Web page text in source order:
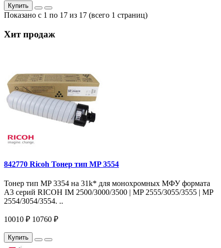
Купить
Показано с 1 по 17 из 17 (всего 1 страниц)
Хит продаж
842770 Ricoh Тонер тип MP 3554
Тонер тип MP 3354 на 31k* для монохромных МФУ формата
A3 серий RICOH IM 2500/3000/3500 | MP 2555/3055/3555 | MP
2554/3054/3554. ..
10010 ₽ 10760 ₽
Купить